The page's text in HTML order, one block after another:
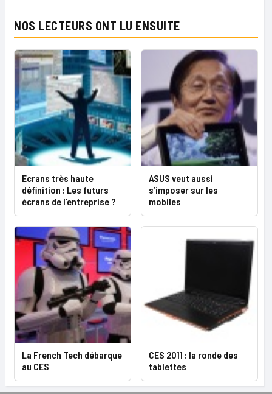
NOS LECTEURS ONT LU ENSUITE
Ecrans très haute
définition : Les futurs
écrans de l’entreprise ?
ASUS veut aussi
s’imposer sur les
mobiles
La French Tech débarque
au CES
CES 2011 : la ronde des
tablettes